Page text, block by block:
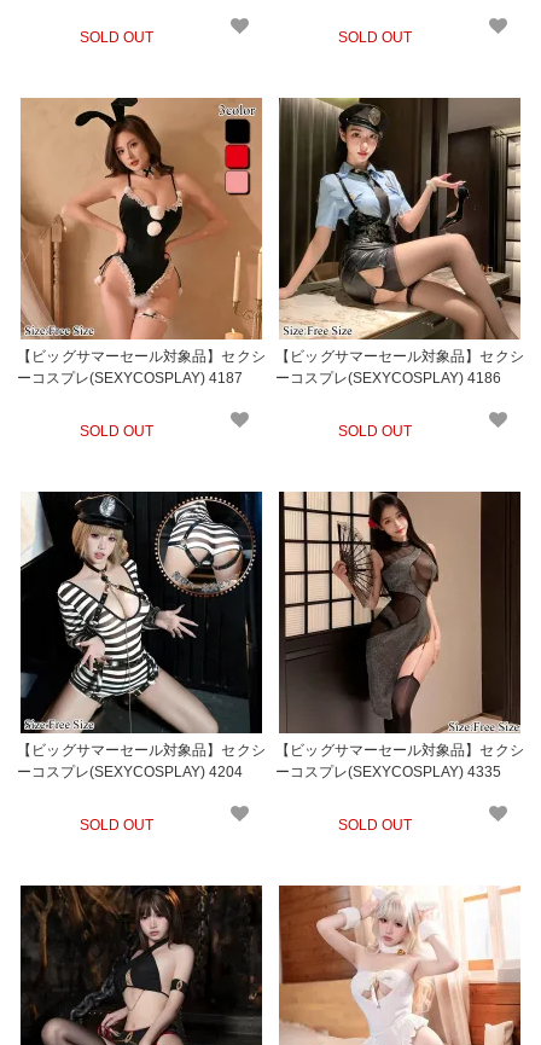
SOLD OUT
SOLD OUT
【ビッグサマーセール対象品】セクシ
ーコスプレ(SEXYCOSPLAY) 4187
SOLD OUT
【ビッグサマーセール対象品】セクシ
ーコスプレ(SEXYCOSPLAY) 4186
SOLD OUT
【ビッグサマーセール対象品】セクシ
ーコスプレ(SEXYCOSPLAY) 4204
SOLD OUT
【ビッグサマーセール対象品】セクシ
ーコスプレ(SEXYCOSPLAY) 4335
SOLD OUT